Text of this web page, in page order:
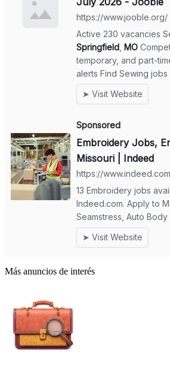
Más anuncios de interés